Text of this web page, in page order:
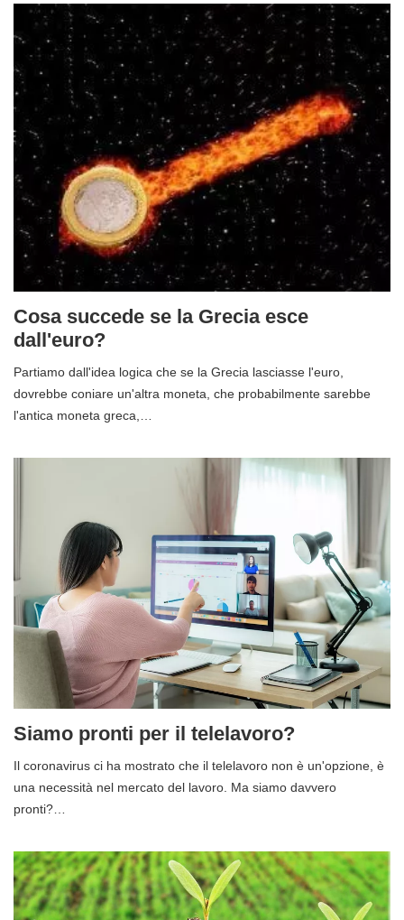
Cosa succede se la Grecia esce
dall'euro?
Partiamo dall'idea logica che se la Grecia lasciasse l'euro,
dovrebbe coniare un'altra moneta, che probabilmente sarebbe
l'antica moneta greca,…
Siamo pronti per il telelavoro?
Il coronavirus ci ha mostrato che il telelavoro non è un'opzione, è
una necessità nel mercato del lavoro. Ma siamo davvero
pronti?…